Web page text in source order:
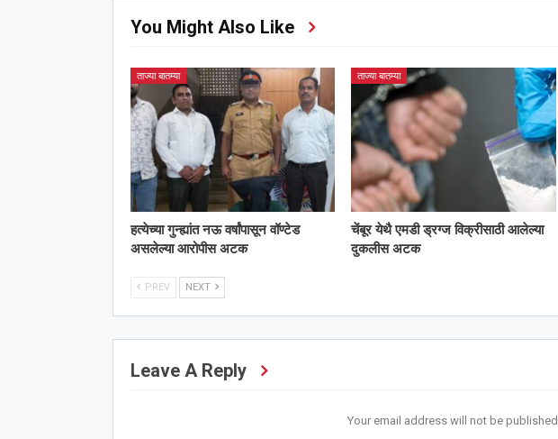
You Might Also Like
ताज्या बातम्या
हत्येच्या गुन्ह्यांत नऊ वर्षांपासून वॉण्टेड
असलेल्या आरोपीस अटक
ताज्या बातम्या
चेंबूर येथै एमडी ड्रग्ज विक्रीसाठी आलेल्या
दुकलीस अटक
PREV NEXT
Leave A Reply
Your email address will not be published.